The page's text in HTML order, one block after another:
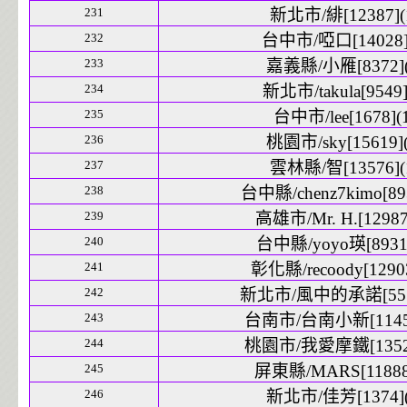
231 新北市/緋
232 台中市/啞口
233 嘉義縣/小雁
234 新北市/
235 台中市/
236 桃園市/
237 雲林縣/智
238 台中縣/
239 高雄市/Mr.
240 台中縣/yoyo瑛
241 彰化縣/
242 新北市/風中的承諾
243 台南市/台南小新
244 桃園市/我愛摩鐵
245 屏東縣/
246 新北市/佳芳